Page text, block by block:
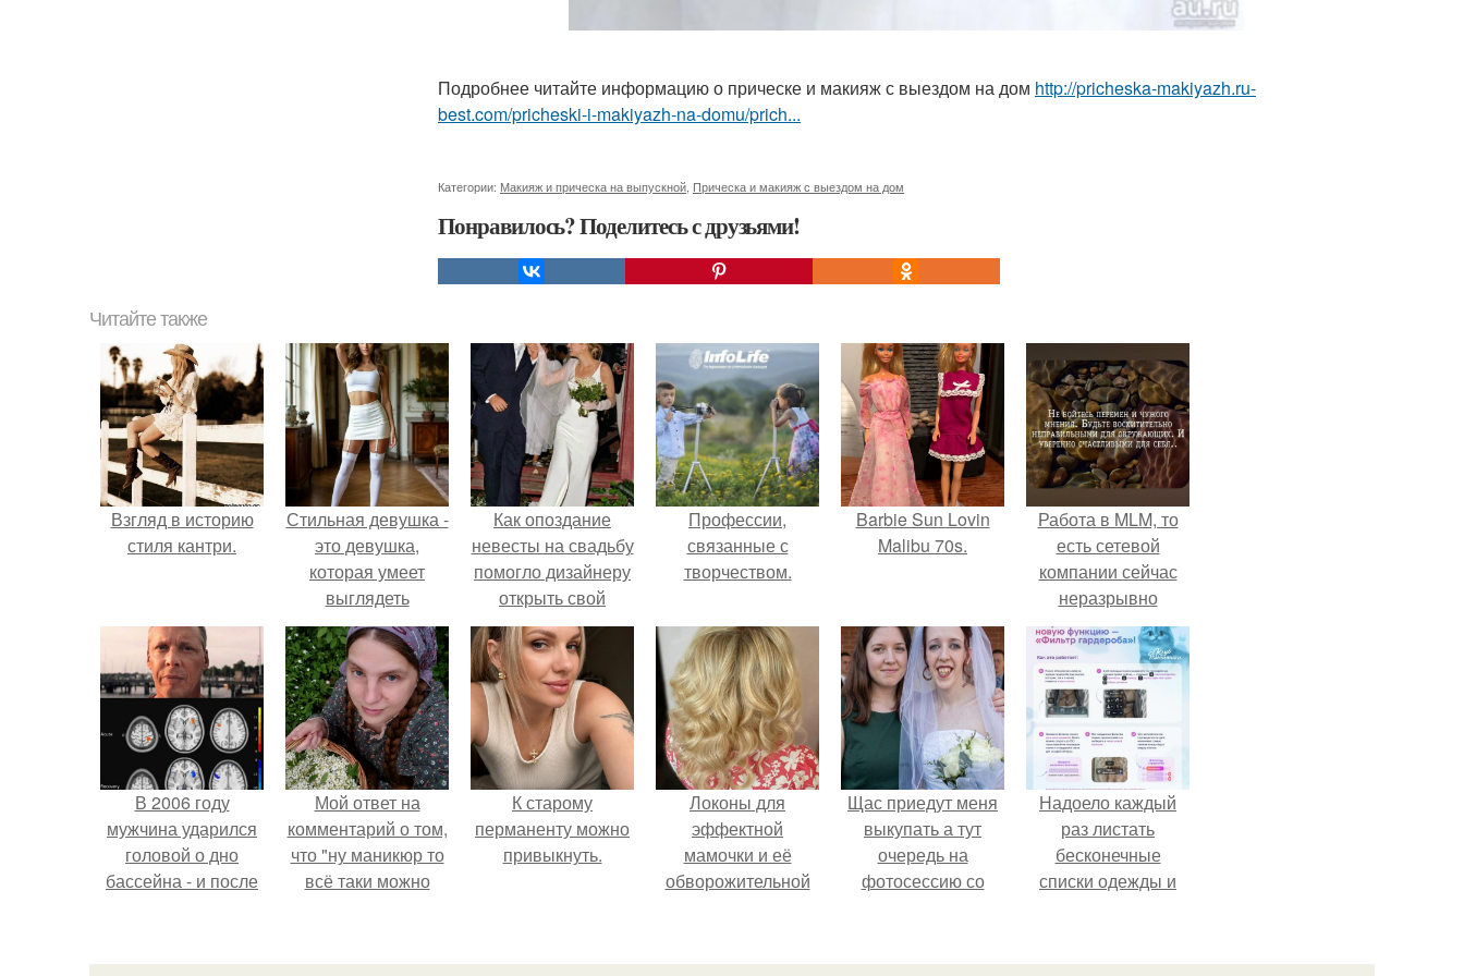
Подробнее читайте информацию о прическе и макияж с выездом на дом http://pricheska-makiyazh.ru-
best.com/pricheski-i-makiyazh-na-domu/prich...
Категории: Макияж и прическа на выпускной Прическа и макияж с выездом на дом
Понравилось? Поделитесь с друзьями!
Читайте также
Взгляд в историю
стиля кантри.
Стильная девушка -
это девушка,
которая умеет
выглядеть
привлекательно и
элегантно в любои
ситуации.
Как опоздание
невесты на свадьбу
помогло дизайнеру
открыть свой
бренд.
Профессии,
связанные с
творчеством.
Barbie Sun Lovin
Malibu 70s.
Работа в MLM, то
есть сетевой
компании сейчас
неразрывно
связана с создание
своего контента,
своей страницы в
соц сетях.
В 2006 году
мужчина ударился
головой о дно
бассейна - и после
странным образом.
Мой ответ на
комментарий о том,
что "ну маникюр то
всё таки можно
К старому
перманенту можно
привыкнуть.
Локоны для
эффектной
мамочки и её
обворожительной
Щас приедут меня
выкупать а тут
очередь на
фотосессию со
Надоело каждый
раз листать
бесконечные
списки одежды и
кусочкам?